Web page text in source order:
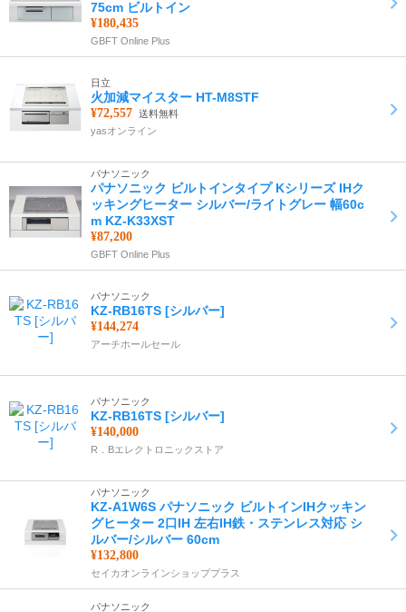
75cm ビルトイン
¥180,435
GBFT Online Plus
日立
火加減マイスター HT-M8STF
¥72,557 送料無料
yasオンライン
パナソニック
パナソニック ビルトインタイプ Kシリーズ IHク
ッキングヒーター シルバー/ライトグレー 幅60c
m KZ-K33XST
¥87,200
GBFT Online Plus
パナソニック
KZ-RB16TS [シルバー]
¥144,274
アーチホールセール
パナソニック
KZ-RB16TS [シルバー]
¥140,000
R．Bエレクトロニックストア
パナソニック
KZ-A1W6S パナソニック ビルトインIHクッキン
グヒーター 2口IH 左右IH鉄・ステンレス対応 シ
ルバー/シルバー 60cm
¥132,800
セイカオンラインショッププラス
パナソニック